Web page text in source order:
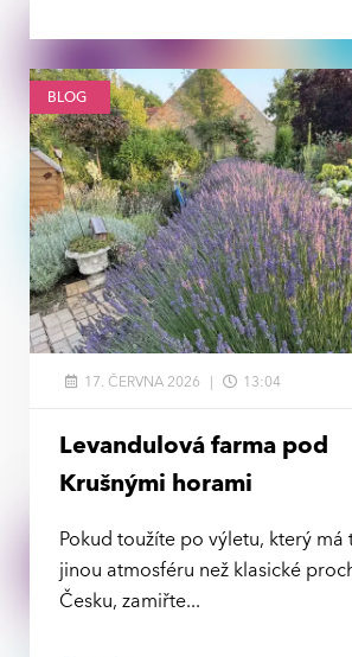
BLOG
Levandulová farma pod
Krušnými horami
Pokud toužíte po výletu, který má
jinou atmosféru než klasické
Česku, zamiřte
17. ČERVNA 2026 13:04